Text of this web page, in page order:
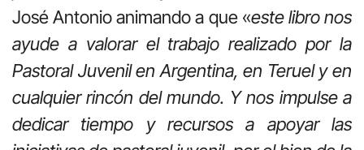
José Antonio animando a que «este libro nos
ayude a valorar el trabajo realizado por la
Pastoral Juvenil en Argentina, en Teruel y en
cualquier rincón del mundo. Y nos impulse a
dedicar tiempo y recursos a apoyar las